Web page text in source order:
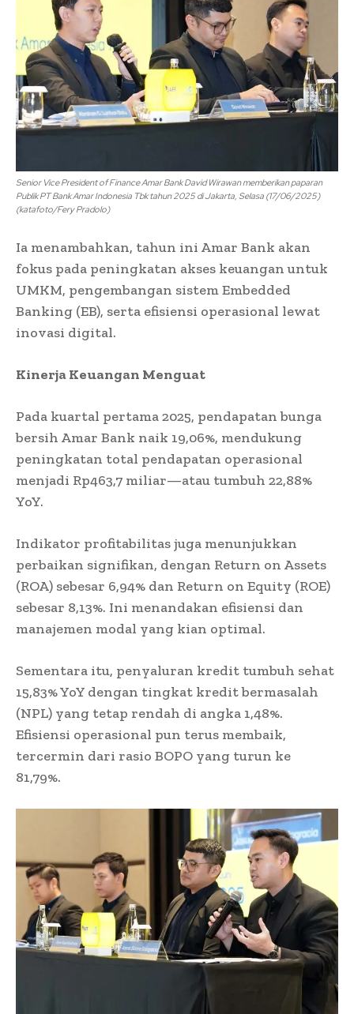
Senior Vice President of Finance Amar Bank David Wirawan memberikan paparan
Publik PT Bank Amar Indonesia Tbk tahun 2025 di Jakarta, Selasa (17/06/2025)
(katafoto/Fery Pradolo)
Ia menambahkan, tahun ini Amar Bank akan
fokus pada peningkatan akses keuangan untuk
UMKM, pengembangan sistem Embedded
Banking (EB), serta efisiensi operasional lewat
inovasi digital.
Kinerja Keuangan Menguat
Pada kuartal pertama 2025, pendapatan bunga
bersih Amar Bank naik 19,06%, mendukung
peningkatan total pendapatan operasional
menjadi Rp463,7 miliar—atau tumbuh 22,88%
YoY.
Indikator profitabilitas juga menunjukkan
perbaikan signifikan, dengan Return on Assets
(ROA) sebesar 6,94% dan Return on Equity (ROE)
sebesar 8,13%. Ini menandakan efisiensi dan
manajemen modal yang kian optimal.
Sementara itu, penyaluran kredit tumbuh sehat
15,83% YoY dengan tingkat kredit bermasalah
(NPL) yang tetap rendah di angka 1,48%.
Efisiensi operasional pun terus membaik,
tercermin dari rasio BOPO yang turun ke
81,79%.